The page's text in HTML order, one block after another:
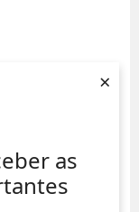
as
×